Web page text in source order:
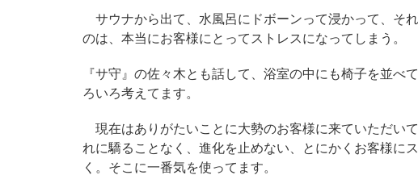
サウナから出て、水風呂にドボーンって浸かって、そ
のは、本当にお客様にとってストレスになってしまう。
『サ守』の佐々木とも話して、浴室の中にも椅子を並
ろいろ考えてます。
現在はありがたいことに大勢のお客様に来ていただい
れに驕ることなく、進化を止めない、とにかくお客様に
く。そこに一番気を使ってます。